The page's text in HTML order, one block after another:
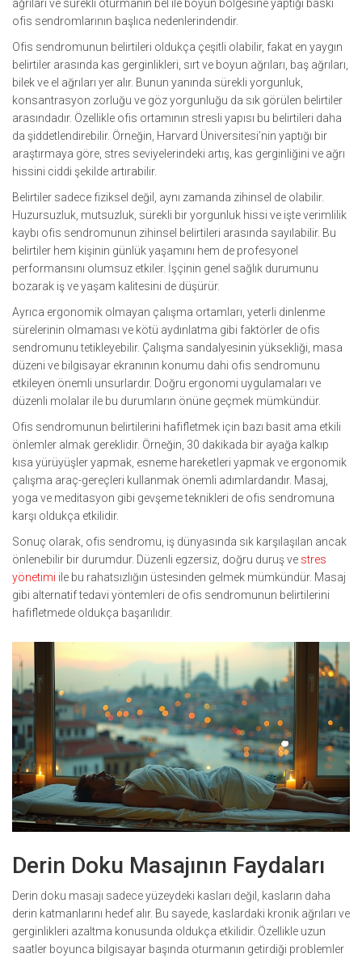
ağrıları ve sürekli oturmanın bel ile boyun bölgesine yaptığı baskı
ofis sendromlarının başlıca nedenlerindendir.
Ofis sendromunun belirtileri oldukça çeşitli olabilir, fakat en yaygın
belirtiler arasında kas gerginlikleri, sırt ve boyun ağrıları, baş ağrıları,
bilek ve el ağrıları yer alır. Bunun yanında sürekli yorgunluk,
konsantrasyon zorluğu ve göz yorgunluğu da sık görülen belirtiler
arasındadır. Özellikle ofis ortamının stresli yapısı bu belirtileri daha
da şiddetlendirebilir. Örneğin, Harvard Üniversitesi’nin yaptığı bir
araştırmaya göre, stres seviyelerindeki artış, kas gerginliğini ve ağrı
hissini ciddi şekilde artırabilir.
Belirtiler sadece fiziksel değil, aynı zamanda zihinsel de olabilir.
Huzursuzluk, mutsuzluk, sürekli bir yorgunluk hissi ve işte verimlilik
kaybı ofis sendromunun zihinsel belirtileri arasında sayılabilir. Bu
belirtiler hem kişinin günlük yaşamını hem de profesyonel
performansını olumsuz etkiler. İşçinin genel sağlık durumunu
bozarak iş ve yaşam kalitesini de düşürür.
Ayrıca ergonomik olmayan çalışma ortamları, yeterli dinlenme
sürelerinin olmaması ve kötü aydınlatma gibi faktörler de ofis
sendromunu tetikleyebilir. Çalışma sandalyesinin yüksekliği, masa
düzeni ve bilgisayar ekranının konumu dahi ofis sendromunu
etkileyen önemli unsurlardır. Doğru ergonomi uygulamaları ve
düzenli molalar ile bu durumların önüne geçmek mümkündür.
Ofis sendromunun belirtilerini hafifletmek için bazı basit ama etkili
önlemler almak gereklidir. Örneğin, 30 dakikada bir ayağa kalkıp
kısa yürüyüşler yapmak, esneme hareketleri yapmak ve ergonomik
çalışma araç-gereçleri kullanmak önemli adımlardandır. Masaj,
yoga ve meditasyon gibi gevşeme teknikleri de ofis sendromuna
karşı oldukça etkilidir.
Sonuç olarak, ofis sendromu, iş dünyasında sık karşılaşılan ancak
önlenebilir bir durumdur. Düzenli egzersiz, doğru duruş ve stres
yönetimi ile bu rahatsızlığın üstesinden gelmek mümkündür. Masaj
gibi alternatif tedavi yöntemleri de ofis sendromunun belirtilerini
hafifletmede oldukça başarılıdır.
Derin Doku Masajının Faydaları
Derin doku masajı sadece yüzeydeki kasları değil, kasların daha
derin katmanlarını hedef alır. Bu sayede, kaslardaki kronik ağrıları ve
gerginlikleri azaltma konusunda oldukça etkilidir. Özellikle uzun
saatler boyunca bilgisayar başında oturmanın getirdiği problemler